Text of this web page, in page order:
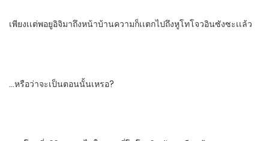
เพียงเเต่พอยูอิจิมาถึงหน้าบ้าน​ความก็เเตกไปถึงหูโทโจวอินซังซะเเล้ว
…หรือว่าจะเป็นตอนนั้นเหรอ?